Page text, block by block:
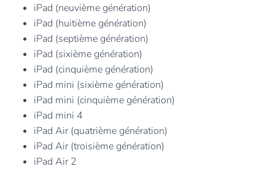
iPad (neuvième génération)
iPad (huitième génération)
iPad (septième génération)
iPad (sixième génération)
iPad (cinquième génération)
iPad mini (sixième génération)
iPad mini (cinquième génération)
iPad mini 4
iPad Air (quatrième génération)
iPad Air (troisième génération)
iPad Air 2